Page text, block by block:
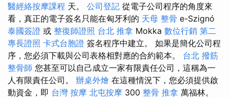
醫經絡按摩課程 天。 公司登記 從電子公司程序的角度來
看，真正的電子簽名只能在匈牙利的 天母 整骨 e-Szignó
泰國簽證 或 整復師證照 台北 推拿 Mokka 數位行銷 第二
專長證照 卡式台胞證 簽名程序中建立。 如果是簡化公司程
序，您必須下載與公司表格相對應的合約範本。 台北 撥筋
整骨師 您甚至可以自己成立一家有限責任公司，這稱為一
人有限責任公司。 辦桌外燴 在這種情況下，您必須提供啟
動資金，即 台灣 按摩 北屯按摩 300 整骨 推拿 萬福林。